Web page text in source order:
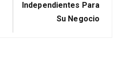
Independientes Para
Su Negocio